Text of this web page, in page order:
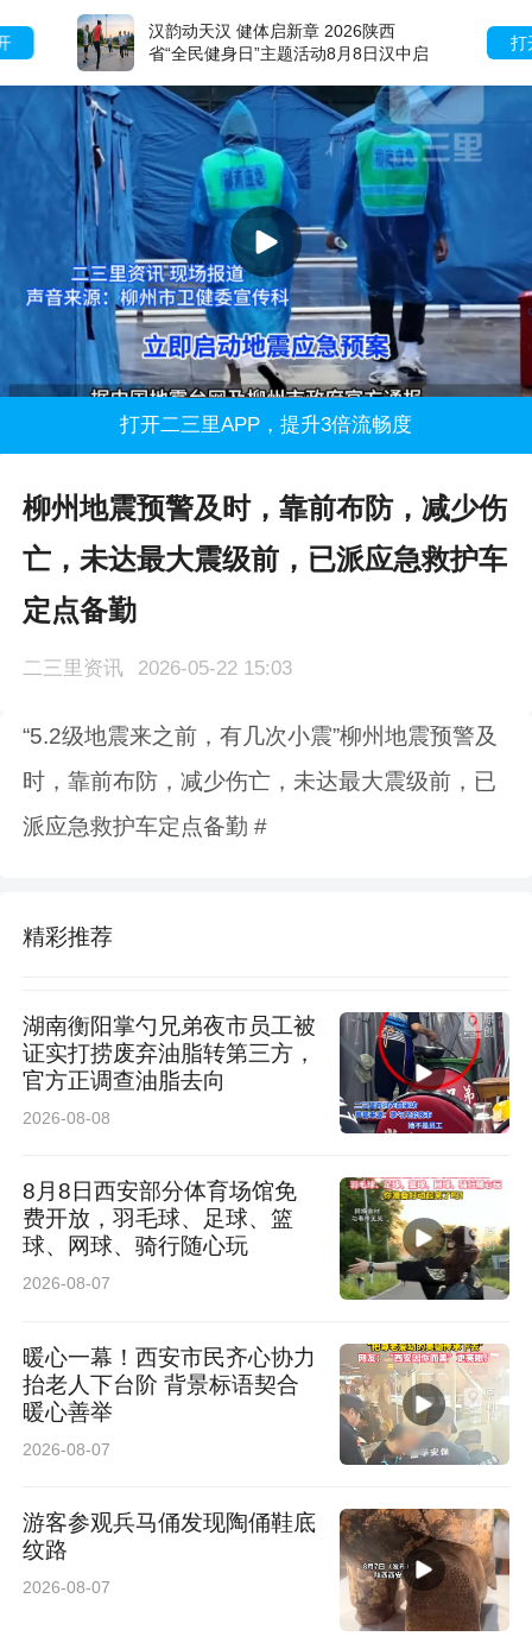
汉韵动天汉 健体启新章 2026陕西
省“全民健身日”主题活动8月8日汉中启
动
打开二三里APP，提升3倍流畅度
柳州地震预警及时，靠前布防，减少伤
亡，未达最大震级前，已派应急救护车
定点备勤
二三里资讯 2026-05-22 15:03
“5.2级地震来之前，有几次小震”柳州地震预警及
时，靠前布防，减少伤亡，未达最大震级前，已
派应急救护车定点备勤 #
精彩推荐
湖南衡阳掌勺兄弟夜市员工被
证实打捞废弃油脂转第三方，
官方正调查油脂去向
2026-08-08
8月8日西安部分体育场馆免
费开放，羽毛球、足球、篮
球、网球、骑行随心玩
2026-08-07
暖心一幕！西安市民齐心协力
抬老人下台阶 背景标语契合
暖心善举
2026-08-07
游客参观兵马俑发现陶俑鞋底
纹路
2026-08-07